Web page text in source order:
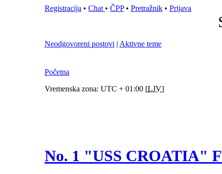
Registracija • Chat • ČPP• Pretražnik • Prijava
Neodgovoreni postovi | Aktivne teme
Početna
Vremenska zona: UTC + 01:00 [LJV]
No. 1 "USS CROATIA"